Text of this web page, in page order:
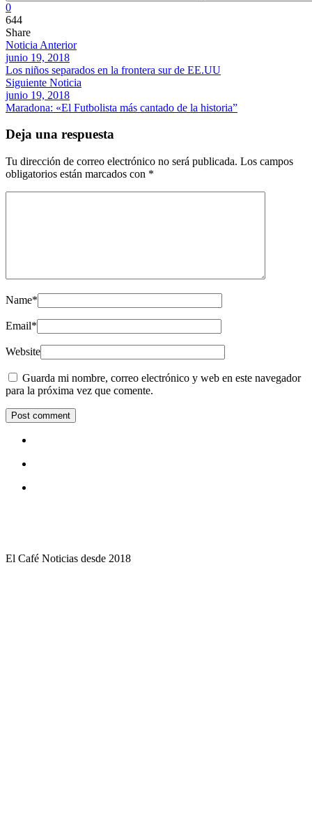
0
644
Share
Noticia Anterior
junio 19, 2018
Los niños separados en la frontera sur de EE.UU
Siguiente Noticia
junio 19, 2018
Maradona: «El Futbolista más cantado de la historia”
Deja una respuesta
Tu dirección de correo electrónico no será publicada. Los campos
obligatorios están marcados con *
Name*
Email*
Website
Guarda mi nombre, correo electrónico y web en este navegador
para la próxima vez que comente.
El Café Noticias desde 2018